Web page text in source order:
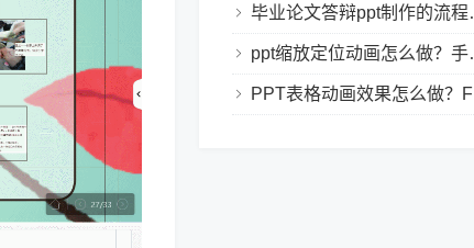
毕业论文答辩ppt制作的流程是怎样的？新手零门槛指南
ppt缩放定位动画怎么做？手把手教程，小白也能学会做动态PPT
PPT表格动画效果怎么做？Focusky让你的演示更独特！